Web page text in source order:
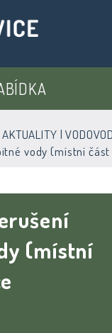
AKTUALITY |
vody (místní
(místní